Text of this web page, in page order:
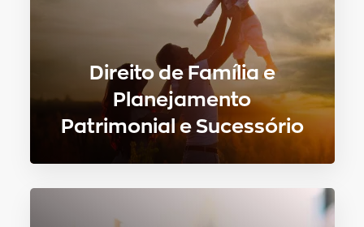
Direito de Família e
Planejamento
Patrimonial e Sucessório